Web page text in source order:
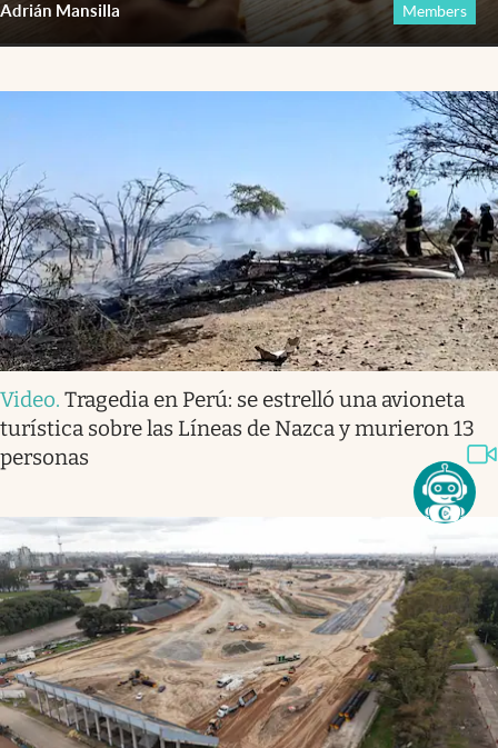
Adrián Mansilla Members
Video. Tragedia en Perú: se estrelló una avioneta
turística sobre las Líneas de Nazca y murieron 13
personas